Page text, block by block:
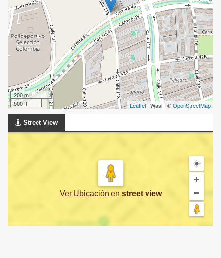
200 m
500 ft
Leaflet| Wasi - ©OpenStreetMap
Street View
Ver Ubicación en street view